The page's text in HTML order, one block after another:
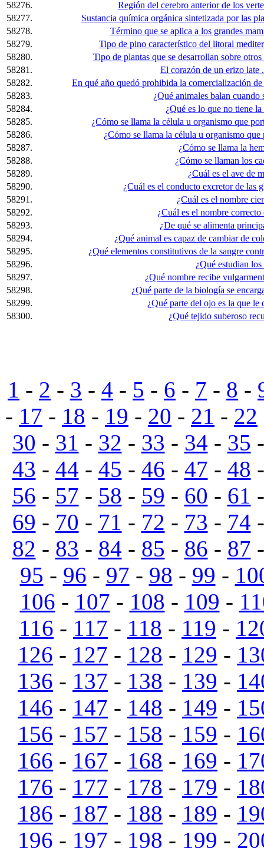
58276.
Región del cerebro anterior de los
58277.
Sustancia química orgánica sintetizada por las
58278.
Término que se aplica a los grandes
58279.
Tipo de pino característico del litoral
58280.
Tipo de plantas que se desarrollan sobre
58281.
El corazón de un erizo late
58282.
En qué año quedó prohibida la comercialización
58283.
¿Qué animales balan cuando
58284.
¿Qué es lo que no tiene
58285.
¿Cómo se llama la célula u organismo que
58286.
¿Cómo se llama la célula u organismo
58287.
¿Cómo se llama la
58288.
¿Cómo se llaman los
58289.
¿Cuál es el ave de
58290.
¿Cuál es el conducto excretor de las
58291.
¿Cuál es el nombre
58292.
¿Cuál es el nombre
58293.
¿De qué se alimenta
58294.
¿Qué animal es capaz de cambiar de
58295.
¿Qué elementos constitutivos de la sangre
58296.
¿Qué estudian
58297.
¿Qué nombre recibe
58298.
¿Qué parte de la biología se
58299.
¿Qué parte del ojo es la que le
58300.
¿Qué tejido suberoso
1 - 2 - 3 - 4 - 5 - 6 - 7 - 8 -
- 17 - 18 - 19 - 20 - 21 - 22
30 - 31 - 32 - 33 - 34 - 35
43 - 44 - 45 - 46 - 47 - 48
56 - 57 - 58 - 59 - 60 - 61
69 - 70 - 71 - 72 - 73 - 74
82 - 83 - 84 - 85 - 86 - 87
95 - 96 - 97 - 98 - 99 -
106 - 107 - 108 - 109 -
116 - 117 - 118 - 119 -
126 - 127 - 128 - 129 -
136 - 137 - 138 - 139 -
146 - 147 - 148 - 149 -
156 - 157 - 158 - 159 -
166 - 167 - 168 - 169 -
176 - 177 - 178 - 179 -
186 - 187 - 188 - 189 -
196 - 197 - 198 - 199 -